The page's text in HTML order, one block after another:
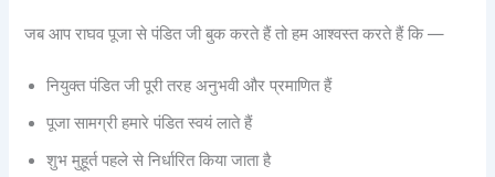
जब आप राघव पूजा से पंडित जी बुक करते हैं तो हम आश्वस्त करते हैं कि —
नियुक्त पंडित जी पूरी तरह अनुभवी और प्रमाणित हैं
पूजा सामग्री हमारे पंडित स्वयं लाते हैं
शुभ मुहूर्त पहले से निर्धारित किया जाता है